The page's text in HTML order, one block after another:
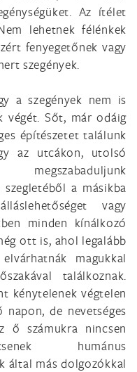
Az ítélet
lehetnek félénkek
fenyegetőnek vagy
szegények.
a szegények nem is
végét. Sőt, már odáig
építészetet találunk
az utcákon, utolsó
a másikba
vagy
minden kínálkozó
ott is, ahol legalább
magukkal
találkoznak.
kénytelenek végtelen
de nevetséges
ő számukra nincsen
humánus
által más dolgozókkal